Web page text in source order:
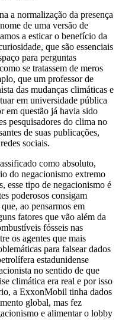
a normalização da presença
de uma versão de
a esticar o benefício da
que são essenciais
para perguntas
se tratassem de meros
que um professor de
das mudanças climáticas e
em universidade pública
em questão já havia sido
pesquisadores do clima no
de suas publicações,
sociais.
como absoluto,
do negacionismo extremo
esse tipo de negacionismo é
poderosos consigam
ao pensarmos em
fatores que vão além da
fósseis nas
os agentes que mais
para falsear dados
estadunidense
no sentido de que
climática era real e por isso
a ExxonMobil tinha dados
global, mas fez
e alimentar o lobby